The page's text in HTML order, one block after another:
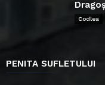
Codlea
PENITA SUFLETULUI